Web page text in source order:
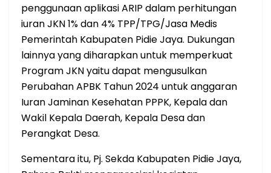
penggunaan aplikasi ARIP dalam perhitungan
iuran JKN 1% dan 4% TPP/TPG/Jasa Medis
Pemerintah Kabupaten Pidie Jaya. Dukungan
lainnya yang diharapkan untuk memperkuat
Program JKN yaitu dapat mengusulkan
Perubahan APBK Tahun 2024 untuk anggaran
Iuran Jaminan Kesehatan PPPK, Kepala dan
Wakil Kepala Daerah, Kepala Desa dan
Perangkat Desa.
Sementara itu, Pj. Sekda Kabupaten Pidie Jaya,